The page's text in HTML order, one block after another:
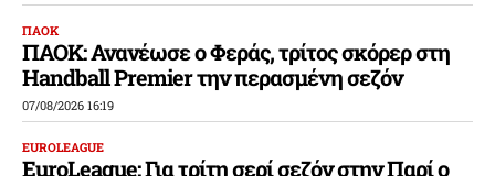
ΠΑΟΚ
ΠΑΟΚ: Ανανέωσε ο Φεράς, τρίτος σκόρερ στη
Handball Premier την περασμένη σεζόν
07/08/2026 16:19
EUROLEAGUE
EuroLeague: Για τρίτη σερί σεζόν στην Παρί ο